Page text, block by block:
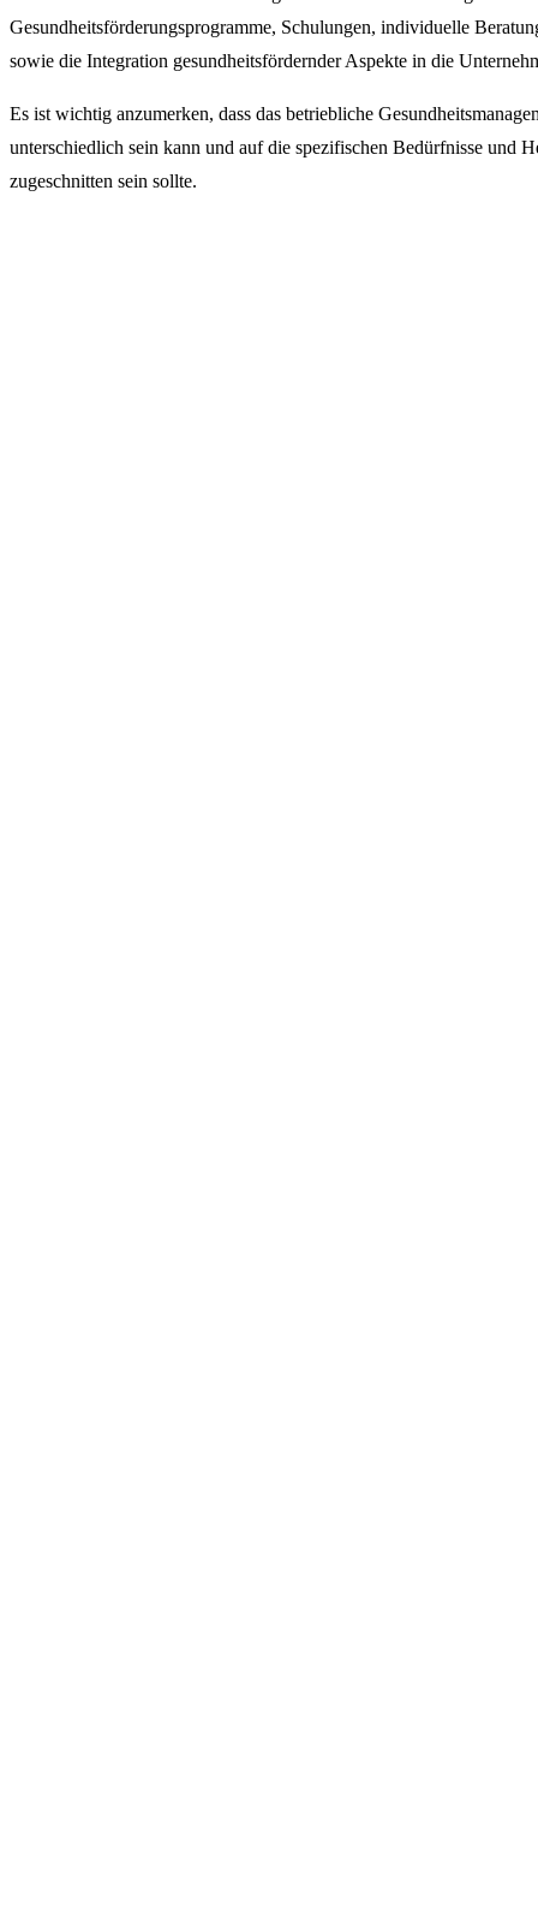
Gesundheitsförderungsprogramme, Schulungen, individuelle
sowie die Integration gesundheitsfördernder Aspekte in die
Es ist wichtig anzumerken, dass das betriebliche
unterschiedlich sein kann und auf die spezifischen Bedürfnisse und
zugeschnitten sein sollte.